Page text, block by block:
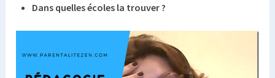
Dans quelles écoles la trouver ?